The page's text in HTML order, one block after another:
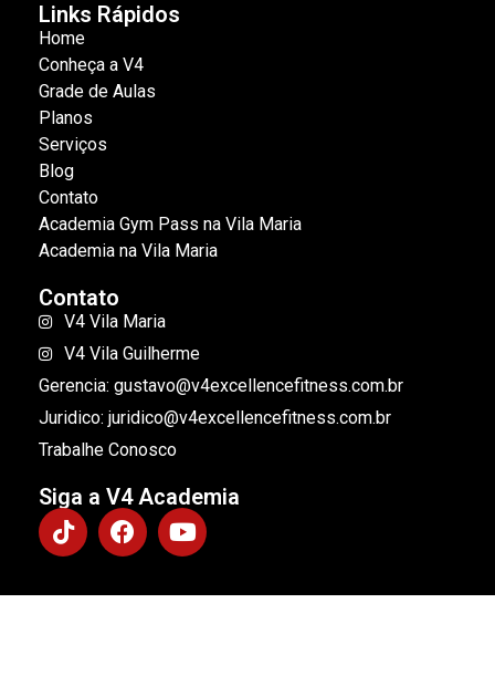
Links Rápidos
Home
Conheça a V4
Grade de Aulas
Planos
Serviços
Blog
Contato
Academia Gym Pass na Vila Maria
Academia na Vila Maria
Contato
V4 Vila Maria
V4 Vila Guilherme
Gerencia: gustavo@v4excellencefitness.com.br
Juridico: juridico@v4excellencefitness.com.br
Trabalhe Conosco
Siga a V4 Academia